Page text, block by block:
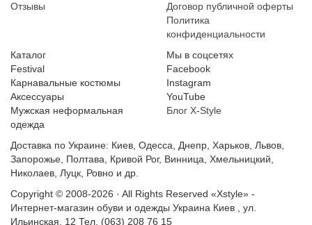
Отзывы
Договор публичной оферты
Политика
конфиденциальности
Каталог
Festival
Карнавальные костюмы
Аксессуары
Мужская неформальная
одежда
Мы в соцсетях
Facebook
Instagram
YouTube
Блог X-Style
Доставка по Украине: Киев, Одесса, Днепр, Харьков, Львов,
Запорожье, Полтава, Кривой Рог, Винница, Хмельницкий,
Николаев, Луцк, Ровно и др.
Copyright © 2008-2026 · All Rights Reserved «Xstyle» -
Интернет-магазин обуви и одежды Украина Киев , ул.
Ильинская, 12 Тел. (063) 208 76 15